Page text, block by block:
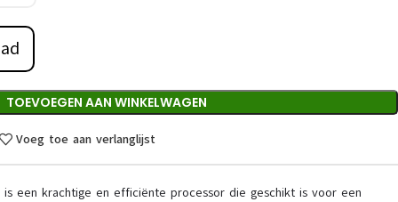
TOEVOEGEN AAN WINKELWAGEN
Voeg toe aan verlanglijst
is een krachtige en efficiënte processor die geschikt is voor een